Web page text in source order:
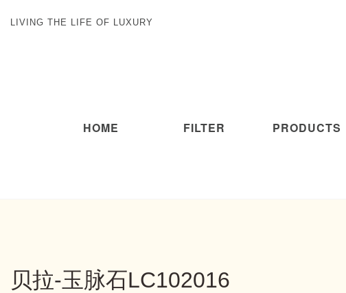
LIVING THE LIFE OF LUXURY
HOME FILTER PRODUCTS
贝拉-玉脉石LC102016